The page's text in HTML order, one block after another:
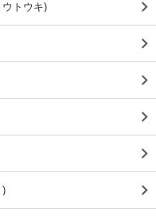
トウキ)
)